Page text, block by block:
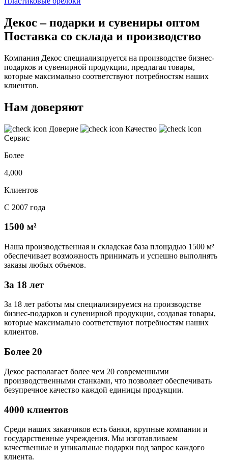
Декос – подарки и сувениры оптом
Поставка со склада и производство
Компания Декос специализируется на производстве бизнес-
подарков и сувенирной продукции, предлагая товары,
которые максимально соответствуют потребностям наших
клиентов.
Нам доверяют
Доверие
Качество
Сервис
Более
4,000
Клиентов
С 2007 года
1500 м²
Наша производственная и складская база площадью 1500 м²
обеспечивает возможность принимать и успешно выполнять
заказы любых объемов.
За 18 лет
За 18 лет работы мы специализируемся на производстве
бизнес-подарков и сувенирной продукции, создавая товары,
которые максимально соответствуют потребностям наших
клиентов.
Более 20
Декос располагает более чем 20 современными
производственными станками, что позволяет обеспечивать
безупречное качество каждой единицы продукции.
4000 клиентов
Среди наших заказчиков есть банки, крупные компании и
государственные учреждения. Мы изготавливаем
качественные и уникальные подарки под запрос каждого
клиента.